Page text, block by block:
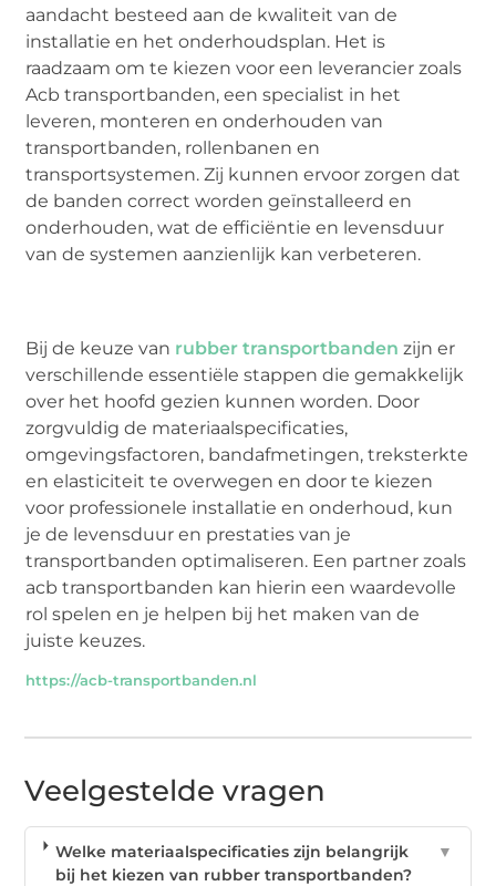
aandacht besteed aan de kwaliteit van de
installatie en het onderhoudsplan. Het is
raadzaam om te kiezen voor een leverancier zoals
Acb transportbanden, een specialist in het
leveren, monteren en onderhouden van
transportbanden, rollenbanen en
transportsystemen. Zij kunnen ervoor zorgen dat
de banden correct worden geïnstalleerd en
onderhouden, wat de efficiëntie en levensduur
van de systemen aanzienlijk kan verbeteren.
Bij de keuze van rubber transportbanden zijn er
verschillende essentiële stappen die gemakkelijk
over het hoofd gezien kunnen worden. Door
zorgvuldig de materiaalspecificaties,
omgevingsfactoren, bandafmetingen, treksterkte
en elasticiteit te overwegen en door te kiezen
voor professionele installatie en onderhoud, kun
je de levensduur en prestaties van je
transportbanden optimaliseren. Een partner zoals
acb transportbanden kan hierin een waardevolle
rol spelen en je helpen bij het maken van de
juiste keuzes.
https://acb-transportbanden.nl
Veelgestelde vragen
Welke materiaalspecificaties zijn belangrijk
bij het kiezen van rubber transportbanden?
▼